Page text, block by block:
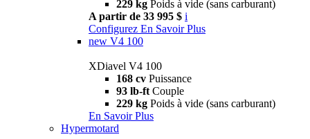
229 kg Poids à vide (sans carburant)
A partir de 33 995 $ i
Configurez En Savoir Plus
new V4 100
XDiavel V4 100
168 cv Puissance
93 lb-ft Couple
229 kg Poids à vide (sans carburant)
En Savoir Plus
Hypermotard